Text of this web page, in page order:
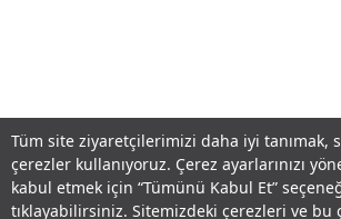
Tüm site ziyaretçilerimizi daha iyi tanımak,
çerezler kullanıyoruz. Çerez ayarlarınızı
kabul etmek için “Tümünü Kabul Et”
tıklayabilirsiniz. Sitemizdeki çerezleri ve bu